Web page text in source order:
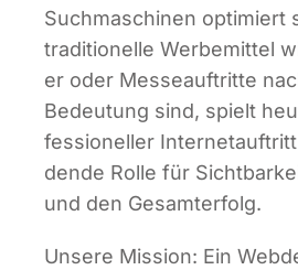
Such­ma­schi­nen opti­miert
tra­di­tio­nel­le Wer­be­mit­tel
er oder Mes­se­auf­trit­te
Bedeu­tung sind, spielt
fes­sio­nel­ler
den­de Rol­le für
und den Gesamterfolg.
Unse­re Mis­si­on: Ein